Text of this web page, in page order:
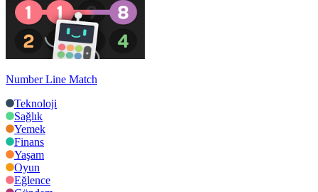
Number Line Match
Teknoloji
Sağlık
Yemek
Finans
Yaşam
Oyun
Eğlence